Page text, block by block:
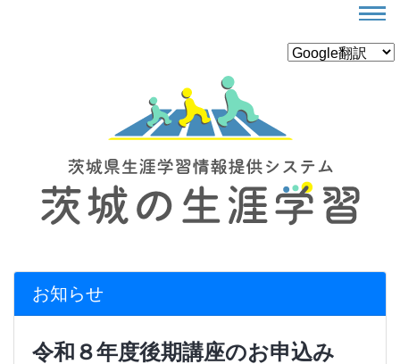
お知らせ
令和８年度後期講座のお申込み